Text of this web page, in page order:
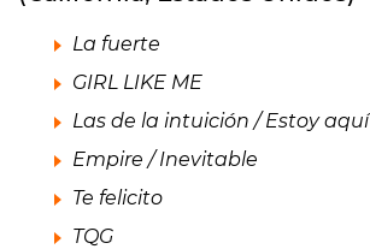
La fuerte
GIRL LIKE ME
Las de la intuición / Estoy aquí
Empire / Inevitable
Te felicito
TQG